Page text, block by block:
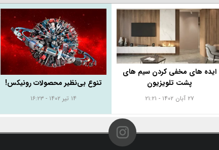
ایده های مخفی کردن سیم های
پشت تلویزیون
۲۷ آبان ۱۴۰۲ - ۲۱:۲۱
تنوع بی‌نظیر محصولات رونیکس!
۱۴ تیر ۱۴۰۲ - ۱۶:۲۳